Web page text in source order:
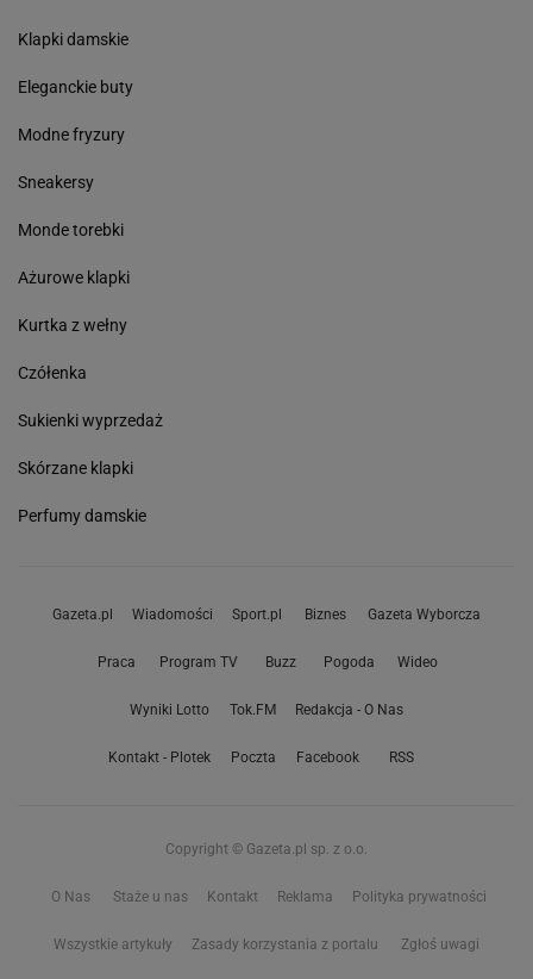
Klapki damskie
Eleganckie buty
Modne fryzury
Sneakersy
Monde torebki
Ażurowe klapki
Kurtka z wełny
Czółenka
Sukienki wyprzedaż
Skórzane klapki
Perfumy damskie
Gazeta.pl Wiadomości Sport.pl Biznes Gazeta Wyborcza
Praca Program TV Buzz Pogoda Wideo
Wyniki Lotto Tok.FM Redakcja - O Nas
Kontakt - Plotek Poczta Facebook RSS
Copyright © Gazeta.pl sp. z o.o.
O Nas Staże u nas Kontakt Reklama Polityka prywatności
Wszystkie artykuły Zasady korzystania z portalu Zgłoś uwagi